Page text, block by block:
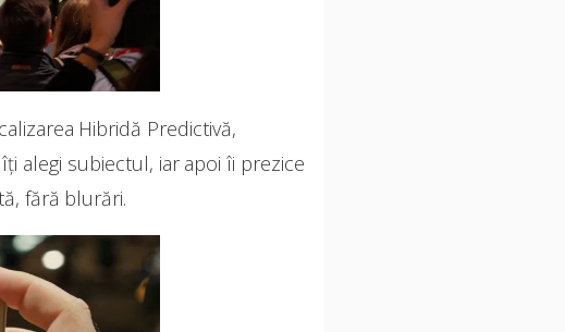
Hibridă Predictivă,
alegi subiectul, iar apoi îi prezice
fără blurări.